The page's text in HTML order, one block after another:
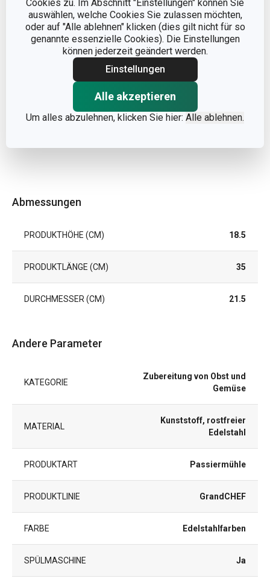
Cookies zu. Im Abschnitt "Einstellungen" können Sie
auswählen, welche Cookies Sie zulassen möchten,
oder auf "Alle ablehnen" klicken (dies gilt nicht für so
genannte essenzielle Cookies). Die Einstellungen
können jederzeit geändert werden.
Einstellungen
Alle akzeptieren
Um alles abzulehnen, klicken Sie hier: Alle ablehnen.
Abmessungen
PRODUKTHÖHE (CM) 18.5
PRODUKTLÄNGE (CM) 35
DURCHMESSER (CM) 21.5
Andere Parameter
KATEGORIE
Zubereitung von Obst und
Gemüse
MATERIAL
Kunststoff, rostfreier
Edelstahl
PRODUKTART Passiermühle
PRODUKTLINIE GrandCHEF
FARBE Edelstahlfarben
SPÜLMASCHINE Ja